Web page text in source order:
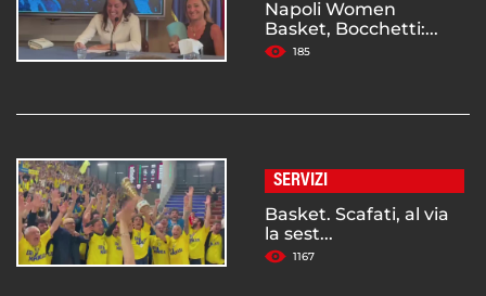
Napoli Women
Basket, Bocchetti:...
185
SERVIZI
Basket. Scafati, al via
la sest...
1167